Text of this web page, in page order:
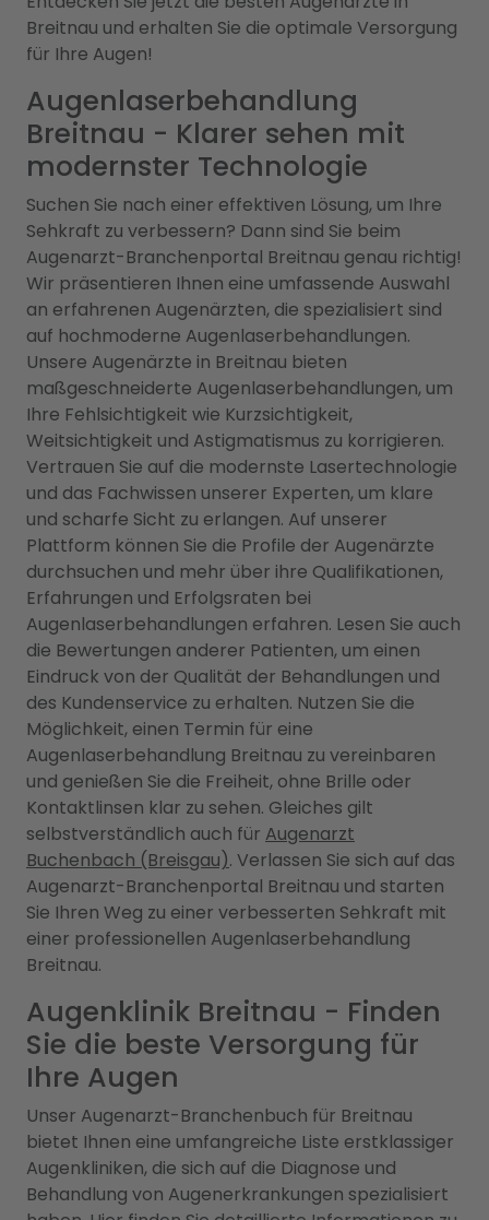
Breitnau und erhalten Sie die optimale Versorgung
für Ihre Augen!
Augenlaserbehandlung
Breitnau - Klarer sehen mit
modernster Technologie
Suchen Sie nach einer effektiven Lösung, um Ihre
Sehkraft zu verbessern? Dann sind Sie beim
Augenarzt-Branchenportal Breitnau genau richtig!
Wir präsentieren Ihnen eine umfassende Auswahl
an erfahrenen Augenärzten, die spezialisiert sind
auf hochmoderne Augenlaserbehandlungen.
Unsere Augenärzte in Breitnau bieten
maßgeschneiderte Augenlaserbehandlungen, um
Ihre Fehlsichtigkeit wie Kurzsichtigkeit,
Weitsichtigkeit und Astigmatismus zu korrigieren.
Vertrauen Sie auf die modernste Lasertechnologie
und das Fachwissen unserer Experten, um klare
und scharfe Sicht zu erlangen. Auf unserer
Plattform können Sie die Profile der Augenärzte
durchsuchen und mehr über ihre Qualifikationen,
Erfahrungen und Erfolgsraten bei
Augenlaserbehandlungen erfahren. Lesen Sie auch
die Bewertungen anderer Patienten, um einen
Eindruck von der Qualität der Behandlungen und
des Kundenservice zu erhalten. Nutzen Sie die
Möglichkeit, einen Termin für eine
Augenlaserbehandlung Breitnau zu vereinbaren
und genießen Sie die Freiheit, ohne Brille oder
Kontaktlinsen klar zu sehen. Gleiches gilt
selbstverständlich auch für Augenarzt
Buchenbach (Breisgau). Verlassen Sie sich auf das
Augenarzt-Branchenportal Breitnau und starten
Sie Ihren Weg zu einer verbesserten Sehkraft mit
einer professionellen Augenlaserbehandlung
Breitnau.
Augenklinik Breitnau - Finden
Sie die beste Versorgung für
Ihre Augen
Unser Augenarzt-Branchenbuch für Breitnau
bietet Ihnen eine umfangreiche Liste erstklassiger
Augenkliniken, die sich auf die Diagnose und
Behandlung von Augenerkrankungen spezialisiert